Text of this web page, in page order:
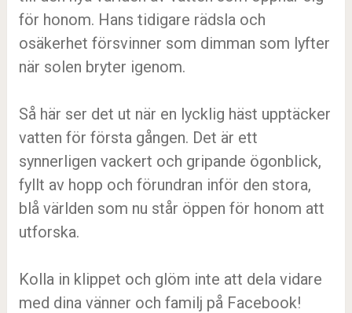
för honom. Hans tidigare rädsla och
osäkerhet försvinner som dimman som lyfter
när solen bryter igenom.
Så här ser det ut när en lycklig häst upptäcker
vatten för första gången. Det är ett
synnerligen vackert och gripande ögonblick,
fyllt av hopp och förundran inför den stora,
blå världen som nu står öppen för honom att
utforska.
Kolla in klippet och glöm inte att dela vidare
med dina vänner och familj på Facebook!